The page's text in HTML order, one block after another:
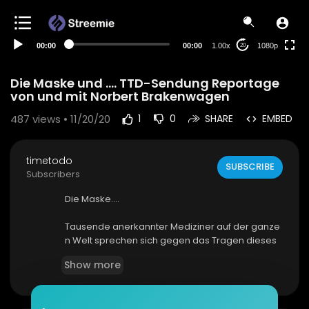
00:00 00:00 1.00x 20 1080p
Die Maske und .... TTD-Sendung Reportage
von und mit Norbert Brakenwagen
487 views • 11/20/20 1 0 SHARE EMBED
timetodo
Subscribers
SUBSCRIBE
Die Maske....
Tausende anerkannter Mediziner auf der ganze
n Welt sprechen sich gegen das Tragen dieses
indern.
Nicht nur dass Kinder zu der Gruppe gehören di
Show more